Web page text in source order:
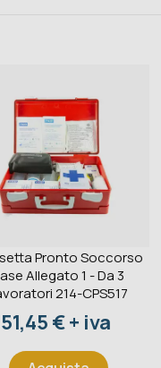
Pronto Soccorso
Allegato 1 - Da 3
214-CPS517
Prezzo
51,45 € + iva